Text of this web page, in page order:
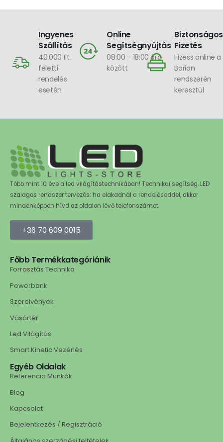
Ingyenes
Szállítás
40.000 Ft
feletti
rendelés
esetén
Online
Segítségnyújtás
08:00 - 18:00 óra
között
Biztonságos
Fizetés
Fizess online a
Barion
rendszerén
keresztül
Több mint 10 éve a led világítástechnikában! Technikai segítség, LED
szalagos rendszer tervezés: ha elakadnál a rendeléseddel, akkor
mindenképpen hívd az oldalon lévő telefonszámot.
+36 70 609 0015
Főbb Termékkategóriánik
Forrasztás Technika
Powerbank
Szerelvények
Vásártér
Led Világítás
Smart Kinetic Vezérlés
Egyéb Oldalak
Referencia Munkák
Blog
Kapcsolat
Bejelentkezés / Regisztráció